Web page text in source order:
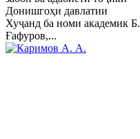
Донишгоҳи давлатии
Хуҷанд ба номи академик Б.
Ғафуров,...